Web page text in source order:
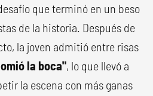
que terminó en un beso
de la historia. Después de
la joven admitió entre risas
la boca", lo que llevó a
la escena con más ganas